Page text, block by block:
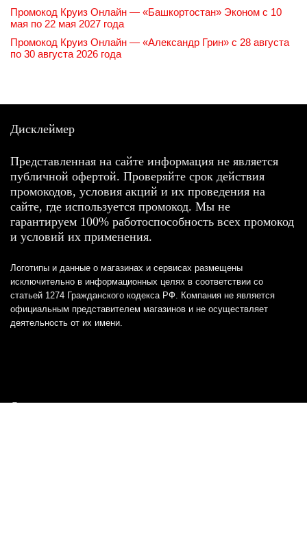
Промокод Круиз Онлайн — «Башкортостан» Эконом с 10
мая по 22 мая 2027 года
Промокод Круиз Онлайн — «Александр Грин» с 28 августа
по 30 августа 2026 года
Дисклеймер
Представленная на сайте информация не является
публичной офертой. Проверяйте срок действия
промокодов, условия акций и их проведения на
сайте, где используется промокод. Мы не
гарантируем 100% работоспособность всех промокод
и условий их применения.
Логотипы и данные о магазинах и сервисах размещены
исключительно в информационных целях в соответствии со
статьей 1274 Гражданского кодекса РФ. Компания не является
официальным представителем магазинов и не осуществляет
деятельность от их имени.
Отказ от ответственности